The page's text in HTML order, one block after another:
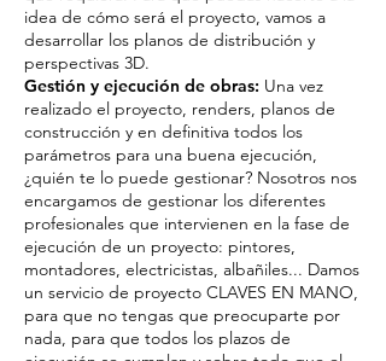
idea de cómo será el proyecto, vamos a
desarrollar los planos de distribución y
perspectivas 3D.
Gestión y ejecución de obras: Una vez
realizado el proyecto, renders, planos de
construcción y en definitiva todos los
parámetros para una buena ejecución,
¿quién te lo puede gestionar? Nosotros nos
encargamos de gestionar los diferentes
profesionales que intervienen en la fase de
ejecución de un proyecto: pintores,
montadores, electricistas, albañiles... Damos
un servicio de proyecto CLAVES EN MANO,
para que no tengas que preocuparte por
nada, para que todos los plazos de